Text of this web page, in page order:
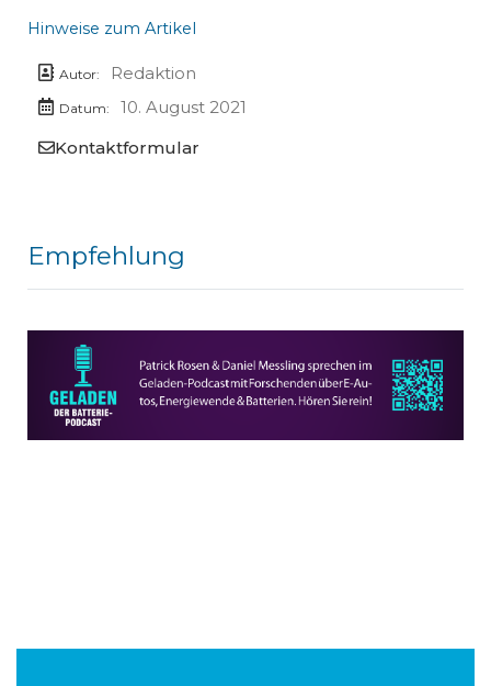
Hinweise zum Artikel
Autor: Redaktion
Datum:
10. August 2021
Kontaktformular
Empfehlung